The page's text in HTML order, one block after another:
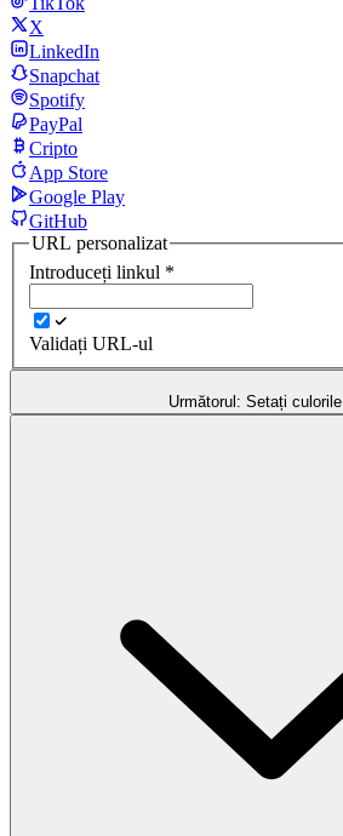
X
LinkedIn
Snapchat
Spotify
PayPal
Cripto
App Store
Google Play
GitHub
URL personalizat
Introduceți linkul *
Validați URL-ul
Următorul: Setați culorile